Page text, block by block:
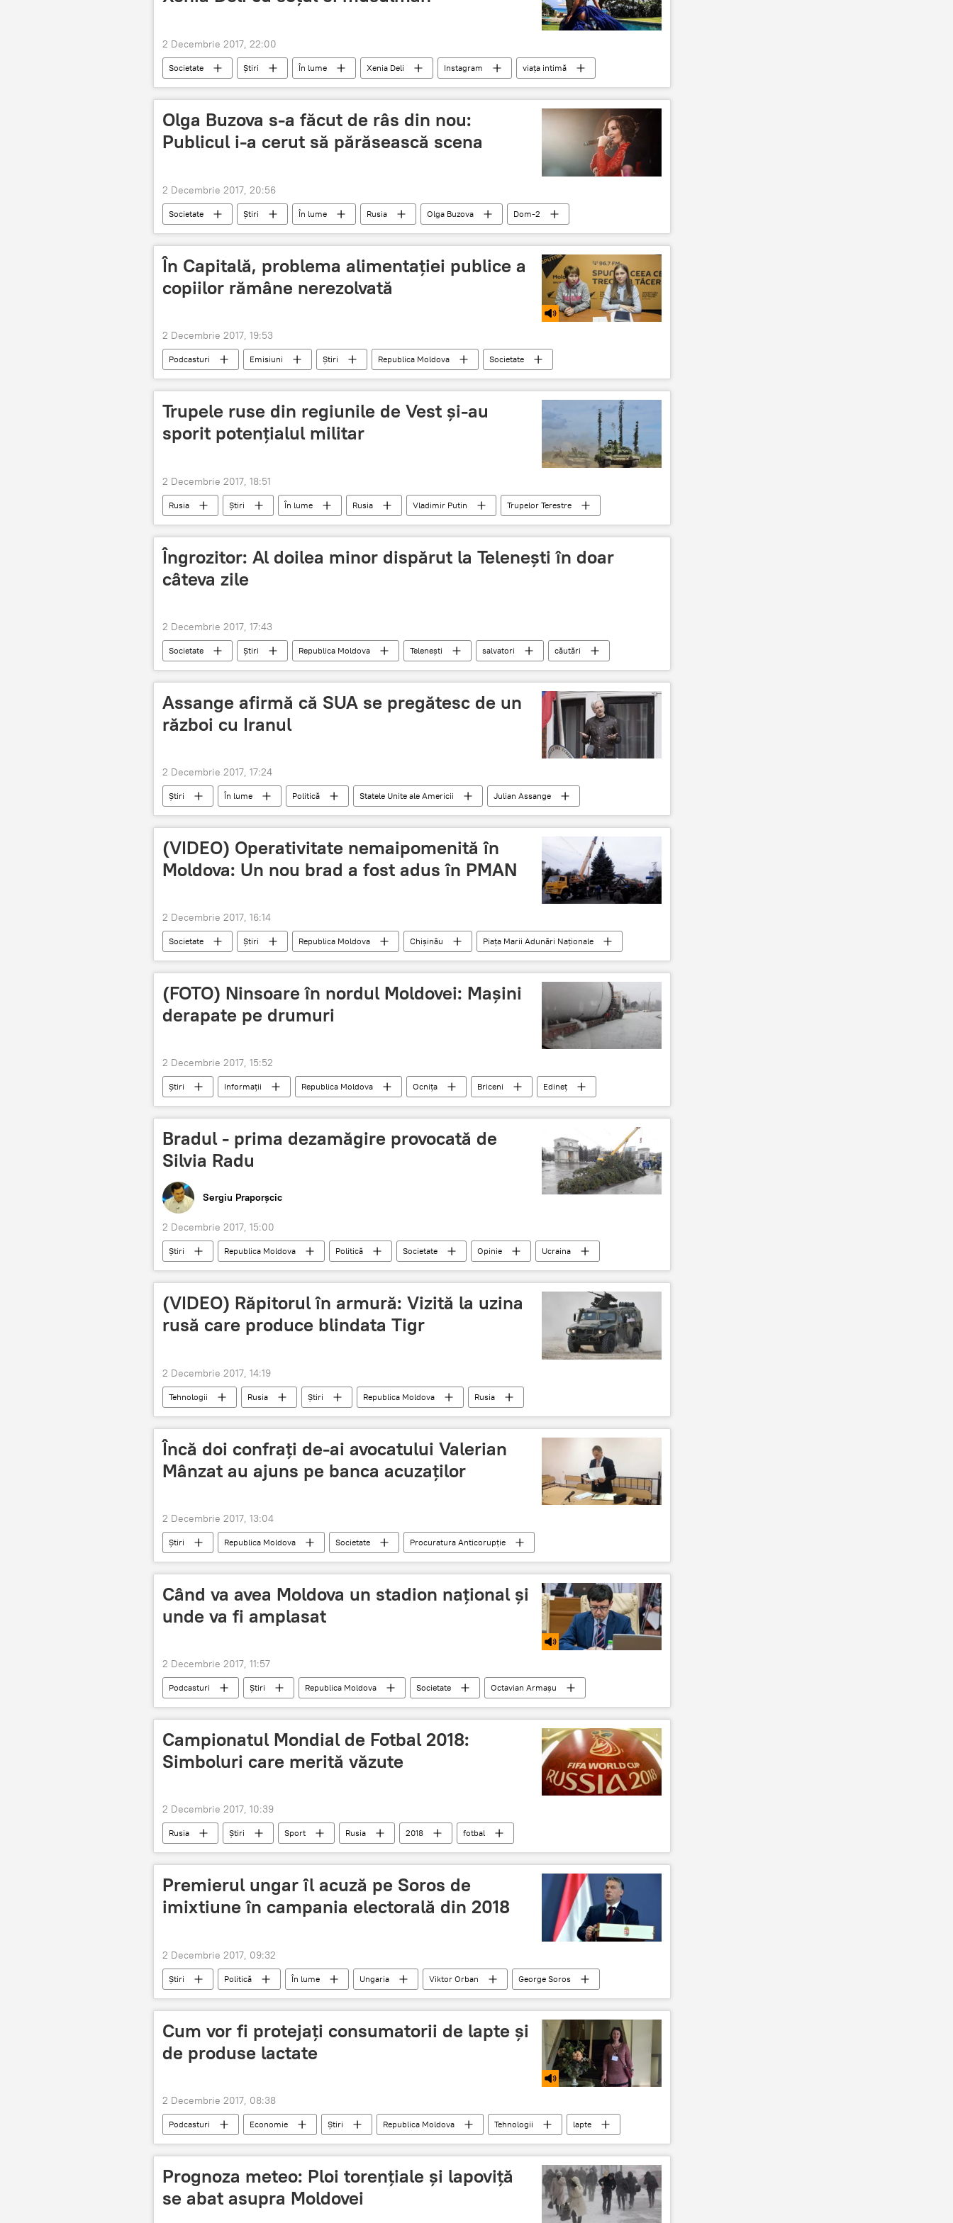
2 Decembrie 2017, 22:00
Societate Știri În lume Xenia Deli Instagram viața intimă
Olga Buzova s-a făcut de râs din nou:
Publicul i-a cerut să părăsească scena
2 Decembrie 2017, 20:56
Societate Știri În lume Rusia Olga Buzova
Dom-2
s-a facut de ras
În Capitală, problema alimentației publice a
copiilor rămâne nerezolvată
2 Decembrie 2017, 19:53
Podcasturi Emisiuni Știri Republica Moldova
Societate
Chisinau
copii alimentație gradinițe
Trupele ruse din regiunile de Vest și-au
sporit potențialul militar
2 Decembrie 2017, 18:51
Rusia Știri În lume Rusia Vladimir Putin Trupelor Terestre
Îngrozitor: Al doilea minor dispărut la Telenești în doar
câteva zile
2 Decembrie 2017, 17:43
Societate Știri Republica Moldova Telenești salvatori
căutări
dispărut
minor Copil dispărut
Assange afirmă că SUA se pregătesc de un
război cu Iranul
2 Decembrie 2017, 17:24
Știri În lume Politică Statele Unite ale Americii
Julian Assange
CIA
New York Times război
(VIDEO) Operativitate nemaipomenită în
Moldova: Un nou brad a fost adus în PMAN
2 Decembrie 2017, 16:14
Societate Știri Republica Moldova Chișinău
Piața Marii Adunări Naționale
Silvia Radu
Pomul de Crăciun
(FOTO) Ninsoare în nordul Moldovei: Mașini
derapate pe drumuri
2 Decembrie 2017, 15:52
Știri Informații Republica Moldova Ocnița Briceni
Edineț
Inspectoratul Național de Patrulare
lapoviță ninsoare
Bradul - prima dezamăgire provocată de
Silvia Radu
Sergiu Praporșcic
2 Decembrie 2017, 15:00
Știri Republica Moldova Politică Societate Opinie
Ucraina
Carpați
Silvia Radu provocare Pomul de Crăciun sabotaj
(VIDEO) Răpitorul în armură: Vizită la uzina
rusă care produce blindata Tigr
2 Decembrie 2017, 14:19
Tehnologii Rusia Știri Republica Moldova
Rusia
Emiratele Arabe Unite
Novgorod Moscova Russia Today blindată
Încă doi confrați de-ai avocatului Valerian
Mânzat au ajuns pe banca acuzaților
2 Decembrie 2017, 13:04
Știri Republica Moldova Societate
Procuratura Anticorupție
Procuratura Generală
Institutul Naţional de Justiţie Valerian Mînzat
avocati
Când va avea Moldova un stadion național și
unde va fi amplasat
2 Decembrie 2017, 11:57
Podcasturi Știri Republica Moldova Societate
Octavian Armașu
Parlament
buget de stat stadion republican Radioul și Sportul
Campionatul Mondial de Fotbal 2018:
Simboluri care merită văzute
2 Decembrie 2017, 10:39
Rusia Știri Sport Rusia 2018
fotbal
Campionatul mondial de fotbal 2018
FIFA Simboluri Foto
Premierul ungar îl acuză pe Soros de
imixtiune în campania electorală din 2018
2 Decembrie 2017, 09:32
Știri Politică În lume Ungaria Viktor Orban
George Soros
Imixtiune
acuzare alegeri 2018 premierul ungur campanie electorala
Cum vor fi protejați consumatorii de lapte și
de produse lactate
2 Decembrie 2017, 08:38
Podcasturi Economie Știri Republica Moldova Tehnologii
lapte
produse lactate
Prognoza meteo: Ploi torențiale și lapoviță
se abat asupra Moldovei